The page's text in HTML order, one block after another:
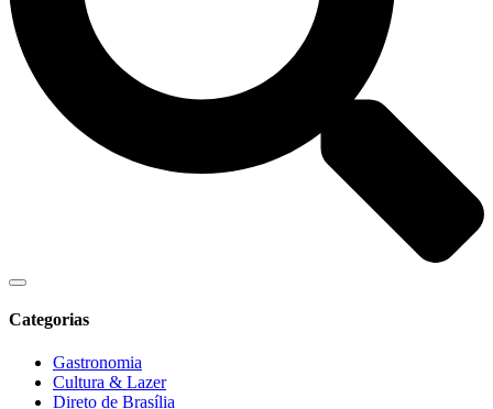
Categorias
Gastronomia
Cultura & Lazer
Direto de Brasília